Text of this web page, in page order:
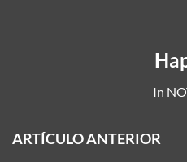
In
ARTÍCULO ANTERIOR